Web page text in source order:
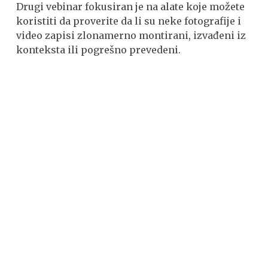
Drugi vebinar fokusiran je na alate koje možete
koristiti da proverite da li su neke fotografije i
video zapisi zlonamerno montirani, izvađeni iz
konteksta ili pogrešno prevedeni.